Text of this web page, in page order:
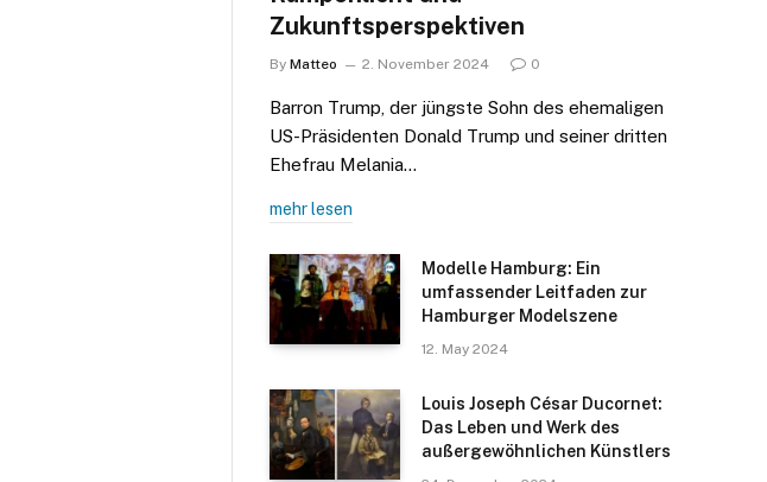
Zukunftsperspektiven
By Matteo 2. November 2024 0
Barron Trump, der jüngste Sohn des ehemaligen
US-Präsidenten Donald Trump und seiner dritten
Ehefrau Melania…
mehr lesen
Modelle Hamburg: Ein
umfassender Leitfaden zur
Hamburger Modelszene
12. May 2024
Louis Joseph César Ducornet:
Das Leben und Werk des
außergewöhnlichen Künstlers